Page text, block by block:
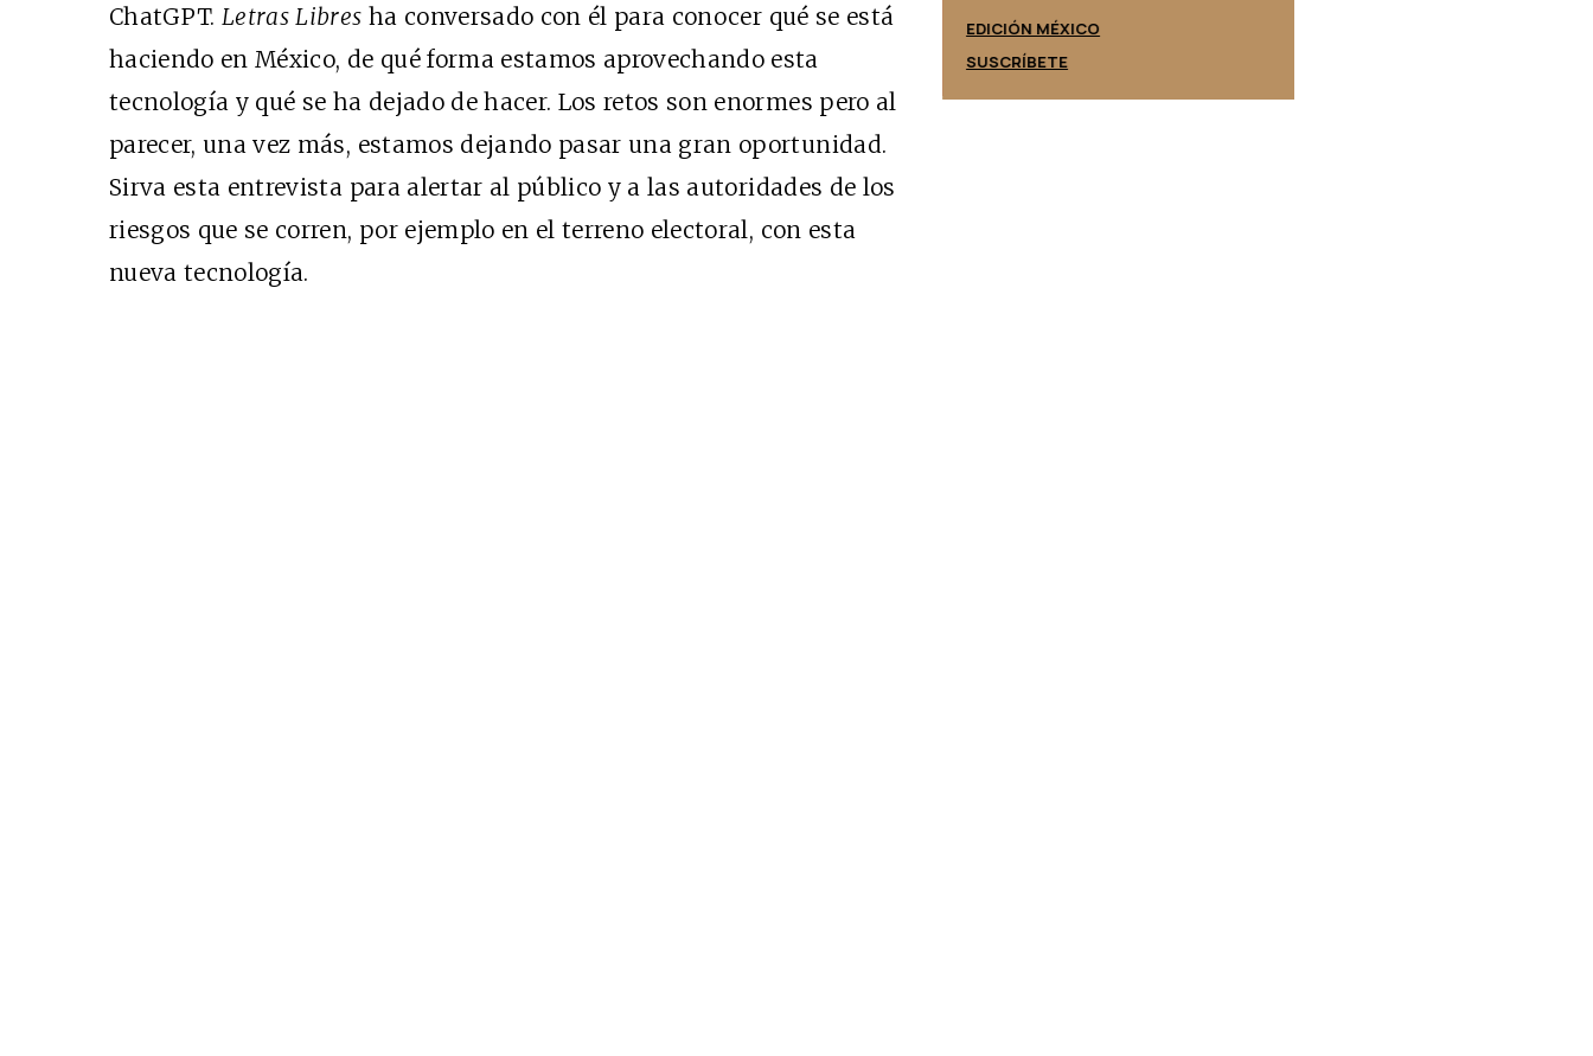
ChatGPT.Letras Libres ha conversado con él para conocer qué se está
haciendo en México, de qué forma estamos aprovechando esta
tecnología y qué se ha dejado de hacer. Los retos son enormes pero al
parecer, una vez más, estamos dejando pasar una gran oportunidad.
Sirva esta entrevista para alertar al público y a las autoridades de los
riesgos que se corren, por ejemplo en el terreno electoral, con esta
nueva tecnología.
EDICIÓN MÉXICO
SUSCRÍBETE
EDICIÓN ESPAÑA
SUSCRÍBETE
EDICIÓN MÉXICO
SUSCRÍBETE